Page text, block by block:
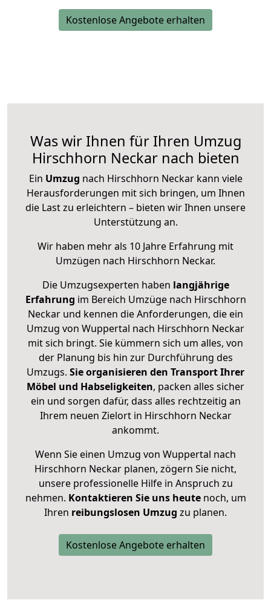
Kostenlose Angebote erhalten
Was wir Ihnen für Ihren Umzug
Hirschhorn Neckar nach bieten
Ein Umzug nach Hirschhorn Neckar kann viele
Herausforderungen mit sich bringen, um Ihnen
die Last zu erleichtern – bieten wir Ihnen unsere
Unterstützung an.
Wir haben mehr als 10 Jahre Erfahrung mit
Umzügen nach Hirschhorn Neckar.
Die Umzugsexperten haben langjährige
Erfahrung im Bereich Umzüge nach Hirschhorn
Neckar und kennen die Anforderungen, die ein
Umzug von Wuppertal nach Hirschhorn Neckar
mit sich bringt. Sie kümmern sich um alles, von
der Planung bis hin zur Durchführung des
Umzugs. Sie organisieren den Transport Ihrer
Möbel und Habseligkeiten, packen alles sicher
ein und sorgen dafür, dass alles rechtzeitig an
Ihrem neuen Zielort in Hirschhorn Neckar
ankommt.
Wenn Sie einen Umzug von Wuppertal nach
Hirschhorn Neckar planen, zögern Sie nicht,
unsere professionelle Hilfe in Anspruch zu
nehmen. Kontaktieren Sie uns heutenoch, um
Ihren reibungslosen Umzug zu planen.
Kostenlose Angebote erhalten